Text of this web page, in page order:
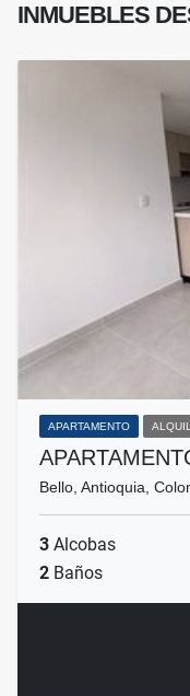
INMUEBLES
APARTAMENTO
Bello, Antioquia,
3 Alcobas
2 Baños